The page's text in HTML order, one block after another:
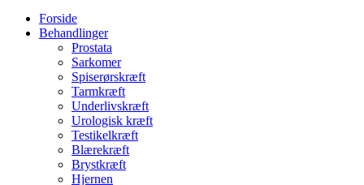
Forside
Behandlinger
Prostata
Sarkomer
Spiserørskræft
Tarmkræft
Underlivskræft
Urologisk kræft
Testikelkræft
Blærekræft
Brystkræft
Hjernen